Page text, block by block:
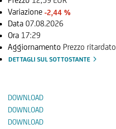
Variazione -2,44 %
Data 07.08.2026
Ora 17:29
Aggiornamento Prezzo ritardato
DETTAGLI SUL SOTTOSTANTE
DOWNLOAD
DOWNLOAD
DOWNLOAD